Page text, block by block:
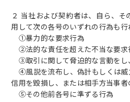
２ 当社および契約者は、自ら、そ
用して次の各号のいずれの行為も行
①暴力的な要求行為
②法的な責任を超えた不当な要求
③取引に関して脅迫的な言動をし
④風説を流布し、偽計もしくは威
信用を毀損し、または相手方当事
⑤その他前各号に準ずる行為